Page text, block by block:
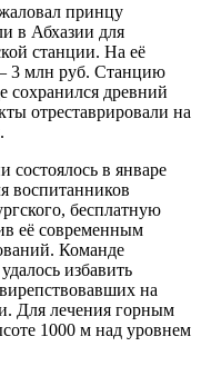
принцу
в Абхазии для
станции. На её
3 млн руб. Станцию
сохранился древний
отреставрировали на
состоялось в январе
воспитанников
бесплатную
её современным
Команде
избавить
на
Для лечения горным
1000 м над уровнем